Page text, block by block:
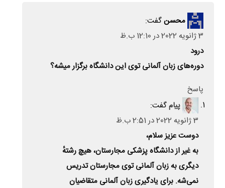
محسنگفت:
3 ژانویه 2022 در 12:10 ب.ظ
درود
دوره‌های زبان آلمانی توی این دانشگاه برگزار میشه؟
پاسخ
پیامگفت:
3 ژانویه 2022 در 2:51 ب.ظ
دوست عزیز سلام،
به غیر از دانشگاه پزشکی مجارستان، هیچ رشتهٔ
دیگری به زبان آلمانی‌ توی مجارستان تدریس
نمی‌شه. برای یادگیری زبان آلمانی‌ متقاضیان